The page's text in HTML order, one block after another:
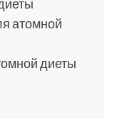
атомной
диеты